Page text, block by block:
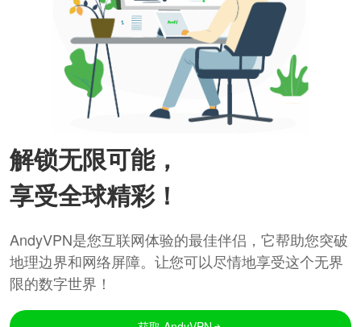
解锁无限可能，
享受全球精彩！
AndyVPN是您互联网体验的最佳伴侣，它帮助您突破
地理边界和网络屏障。让您可以尽情地享受这个无界
限的数字世界！